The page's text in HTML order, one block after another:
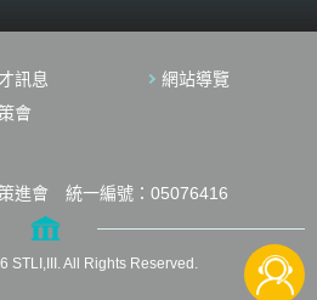
訊息
網站導覽
會
進會 統一編號：05076416
STLI,III. All Rights Reserved.